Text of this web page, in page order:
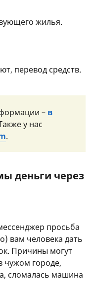
жилья.
перевод средств.
– в
у нас
.
деньги через
просьба
вам человека дать
Причины могут
чужом городе,
сломалась машина